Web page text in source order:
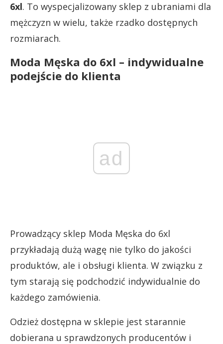
6xl. To wyspecjalizowany sklep z ubraniami dla
mężczyzn w wielu, także rzadko dostępnych
rozmiarach.
Moda Męska do 6xl – indywidualne
podejście do klienta
ad
Prowadzący sklep Moda Męska do 6xl
przykładają dużą wagę nie tylko do jakości
produktów, ale i obsługi klienta. W związku z
tym starają się podchodzić indywidualnie do
każdego zamówienia.
Odzież dostępna w sklepie jest starannie
dobierana u sprawdzonych producentów i